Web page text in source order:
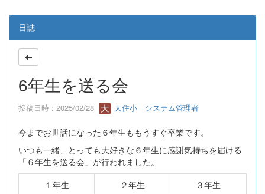
日誌
6年生を送る会
投稿日時 : 2025/02/28 大住小 システム管理者
今までお世話になった６年生ももうすぐ卒業です。
いつも一緒、とっても大好きな６年生に感謝気持ちを届ける
「６年生を送る会」が行われました。
１年生
２年生 ３年生